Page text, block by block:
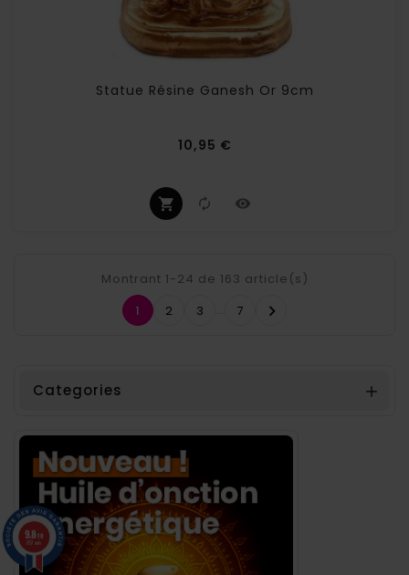
Statue Résine Ganesh Or 9cm
10,95 €
Montrant 1-24 de 163 article(s)
1
2 3 … 7 
Categories 
9.8/10
857 avis